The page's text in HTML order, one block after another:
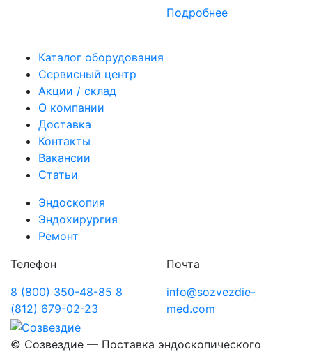
Подробнее
Каталог оборудования
Сервисный центр
Акции / склад
О компании
Доставка
Контакты
Вакансии
Статьи
Эндоскопия
Эндохирургия
Ремонт
Телефон
8 (800) 350-48-85 8
(812) 679-02-23
Почта
info@sozvezdie-
med.com
© Созвездие — Поставка эндоскопического